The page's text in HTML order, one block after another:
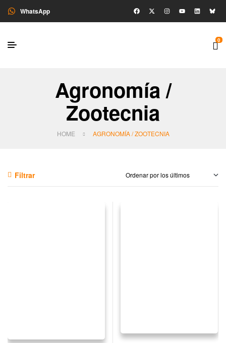
WhatsApp
0
Agronomía /
Zootecnia
HOME AGRONOMÍA / ZOOTECNIA
Filtrar